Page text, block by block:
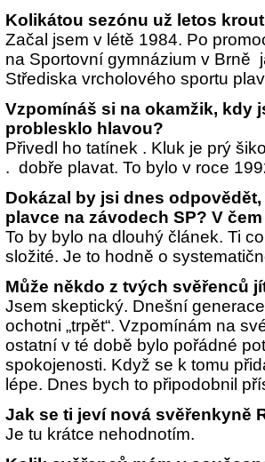
Kolikátou sezónu už letos
Začal jsem v létě 1984. Po
na Sportovní gymnázium v Brně
Střediska vrcholového sportu
Vzpomínáš si na okamžik, kdy
problesklo hlavou?
Přivedl ho tatínek . Kluk je prý
. dobře plavat. To bylo v roce
Dokázal by jsi dnes
plavce na závodech SP? V
To by bylo na dlouhý článek. Ti
složité. Je to hodně o
Může někdo z tvých svěřenců
Jsem skeptický. Dnešní
ochotni „trpět“. Vzpomínám na
ostatní v té době bylo pořádné
spokojenosti. Když se k tomu
lépe. Dnes bych to připodobnil
Jak se ti jeví nová svěřenkyně
Je tu krátce nehodnotím.